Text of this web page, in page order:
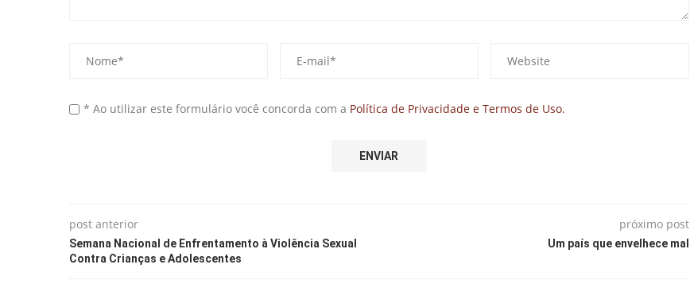
* Ao utilizar este formulário você concorda com a Política de Privacidade e Termos de Uso.
post anterior
Semana Nacional de Enfrentamento à Violência Sexual
Contra Crianças e Adolescentes
próximo post
Um país que envelhece mal